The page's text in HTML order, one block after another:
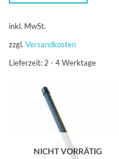
inkl. MwSt.
zzgl. Versandkosten
Lieferzeit:2 - 4 Werktage
NICHT VORRÄTIG